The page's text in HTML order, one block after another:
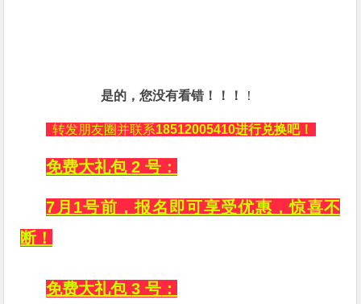
是的，您没有看错！！！ ！
转发朋友圈并联系18512005410进行兑换吧！
免费大礼包2 号 ：
7月1号前，报名即可享受优惠，惊喜不
断！
免费大礼包3 号 ：